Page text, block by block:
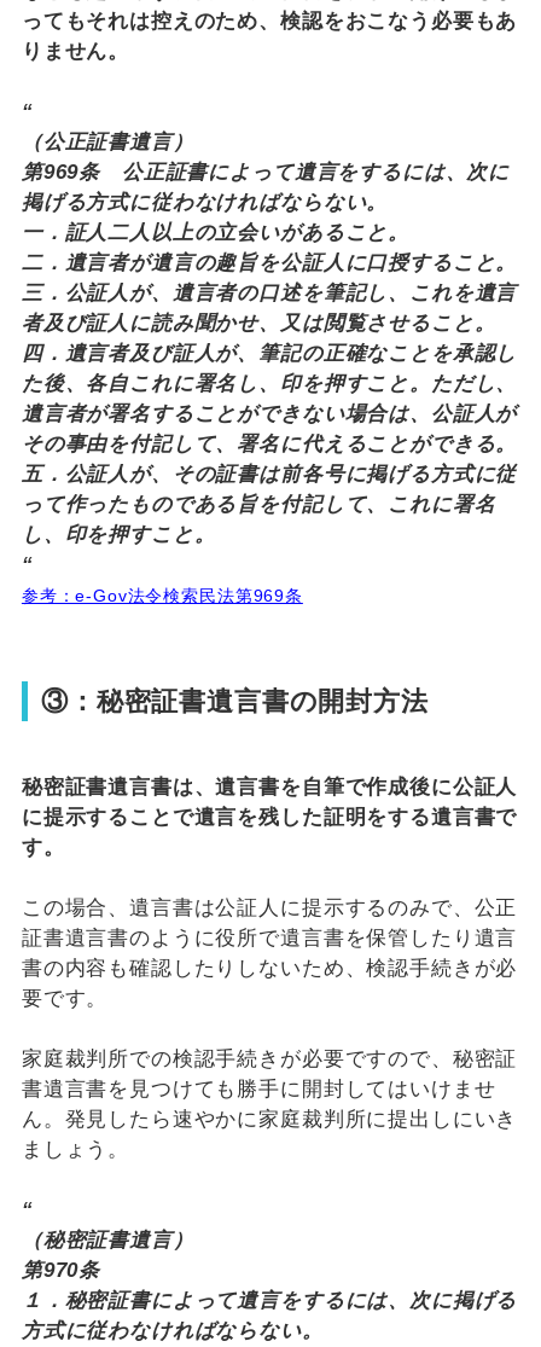
ってもそれは控えのため、検認をおこなう必要もあ
りません。
“
（公正証書遺言）
第969条 公正証書によって遺言をするには、次に
掲げる方式に従わなければならない。
一．証人二人以上の立会いがあること。
二．遺言者が遺言の趣旨を公証人に口授すること。
三．公証人が、遺言者の口述を筆記し、これを遺言
者及び証人に読み聞かせ、又は閲覧させること。
四．遺言者及び証人が、筆記の正確なことを承認し
た後、各自これに署名し、印を押すこと。ただし、
遺言者が署名することができない場合は、公証人が
その事由を付記して、署名に代えることができる。
五．公証人が、その証書は前各号に掲げる方式に従
って作ったものである旨を付記して、これに署名
し、印を押すこと。
“
参考：e-Gov法令検索民法第969条
③：秘密証書遺言書の開封方法
秘密証書遺言書は、遺言書を自筆で作成後に公証人
に提示することで遺言を残した証明をする遺言書で
す。
この場合、遺言書は公証人に提示するのみで、公正
証書遺言書のように役所で遺言書を保管したり遺言
書の内容も確認したりしないため、検認手続きが必
要です。
家庭裁判所での検認手続きが必要ですので、秘密証
書遺言書を見つけても勝手に開封してはいけませ
ん。発見したら速やかに家庭裁判所に提出しにいき
ましょう。
“
（秘密証書遺言）
第970条
１．秘密証書によって遺言をするには、次に掲げる
方式に従わなければならない。